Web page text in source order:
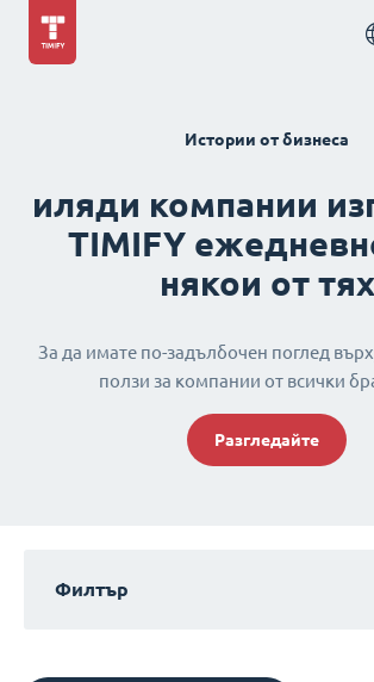
Истории от бизнеса
иляди компании
TIMIFY
някои от тях
За да имате по-задълбочен поглед
ползи за компании от всички
Разгледайте
Филтър